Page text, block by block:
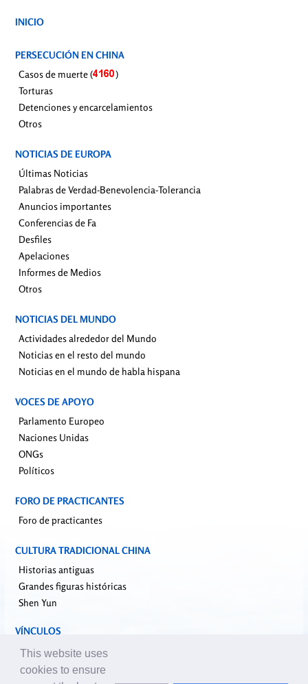
INICIO
PERSECUCIÓN EN CHINA
Casos de muerte (
)
Torturas
Detenciones y encarcelamientos
Otros
NOTICIAS DE EUROPA
Últimas Noticias
Palabras de Verdad-Benevolencia-Tolerancia
Anuncios importantes
Conferencias de Fa
Desfiles
Apelaciones
Informes de Medios
Otros
NOTICIAS DEL MUNDO
Actividades alrededor del Mundo
Noticias en el resto del mundo
Noticias en el mundo de habla hispana
VOCES DE APOYO
Parlamento Europeo
Naciones Unidas
ONGs
Políticos
FORO DE PRACTICANTES
Foro de practicantes
CULTURA TRADICIONAL CHINA
Historias antiguas
Grandes figuras históricas
Shen Yun
VÍNCULOS
falundafa.org
faluninfo.net
minghui.org
This website uses
cookies to ensure